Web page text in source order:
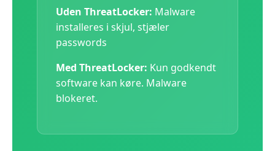
Uden ThreatLocker: Malware
installeres i skjul, stjæler
passwords
Med ThreatLocker: Kun godkendt
software kan køre. Malware
blokeret.